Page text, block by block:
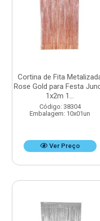
Cortina de Fita
Rose Gold para Festa
1x2m 1...
Código: 38304
Embalagem: 10x01un
Ver Preço